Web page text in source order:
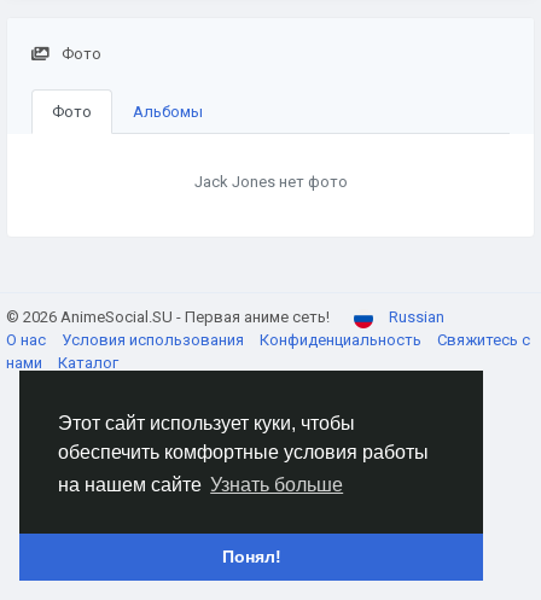
Этот сайт использует куки, чтобы
обеспечить комфортные условия работы
на нашем сайте Узнать больше
Понял!
Фото
Фото Альбомы
Jack Jones нет фото
© 2026 AnimeSocial.SU - Первая аниме сеть!
Russian
О нас
Условия использования Конфиденциальность
Свяжитесь с
нами
Каталог